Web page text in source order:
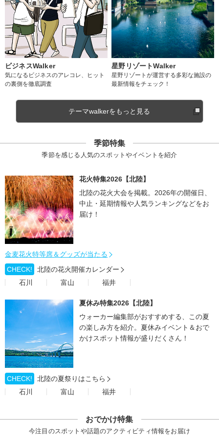
ビジネスWalker
気になるビジネスのアレコレ、ヒット
の裏側を徹底調査
星野リゾートWalker
星野リゾートが運営する多彩な施設の
最新情報をチェック！
テーマwalkerをもっと見る
季節特集
季節を感じる人気のスポットやイベントを紹介
花火特集2026【北陸】
北陸の花火大会を掲載。2026年の開催日、
中止・延期情報や人気ランキングなどをお
届け！
金麦花火特等席＆グッズが当たる
CHECK!
北陸の花火開催カレンダー
石川
富山 福井
夏休み特集2026【北陸】
ウォーカー編集部がおすすめする、この夏
の楽しみ方を紹介。夏休みイベント＆おで
かけスポット情報が盛りだくさん！
CHECK!
北陸の夏祭りはこちら
石川
富山 福井
おでかけ特集
今注目のスポットや話題のアクティビティ情報をお届け